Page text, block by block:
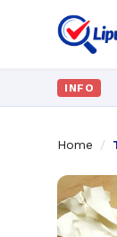
INFO
Home /